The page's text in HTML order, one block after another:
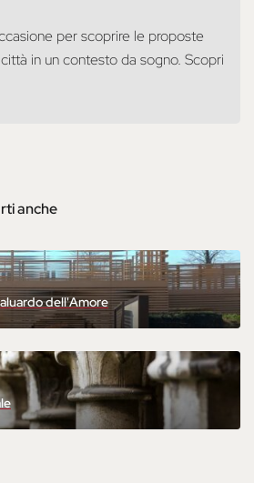
per scoprire le proposte
in un contesto da sogno. Scopri
anche
dell'Amore